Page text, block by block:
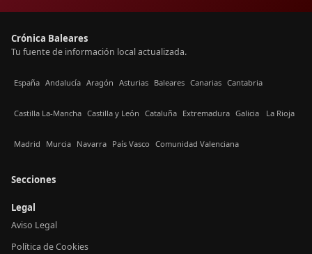
Crónica Baleares
Tu fuente de información local actualizada.
España Andalucía Aragón Asturias Baleares Canarias Cantabria
Castilla La-Mancha Castilla y León Cataluña Extremadura Galicia La Rioja
Madrid Murcia Navarra País Vasco Comunidad Valenciana
Secciones
Legal
Aviso Legal
Política de Cookies